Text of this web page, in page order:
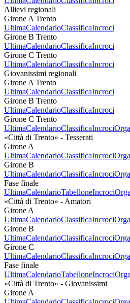
Allievi regionali
Girone A Trento
UltimaCalendarioClassificaIncroci
Girone B Trento
UltimaCalendarioClassificaIncroci
Girone C Trento
UltimaCalendarioClassificaIncroci
Giovanissimi regionali
Girone A Trento
UltimaCalendarioClassificaIncroci
Girone B Trento
UltimaCalendarioClassificaIncroci
Girone C Trento
UltimaCalendarioClassificaIncroci
«Città di Trento» - Tesserati
Girone A
UltimaCalendarioClassificaIncroci
Girone B
UltimaCalendarioClassificaIncroci
Fase finale
UltimaCalendarioTabelloneIncroci
«Città di Trento» - Amatori
Girone A
UltimaCalendarioClassificaIncroci
Girone B
UltimaCalendarioClassificaIncroci
Girone C
UltimaCalendarioClassificaIncroci
Fase finale
UltimaCalendarioTabelloneIncroci
«Città di Trento» - Giovanissimi
Girone A